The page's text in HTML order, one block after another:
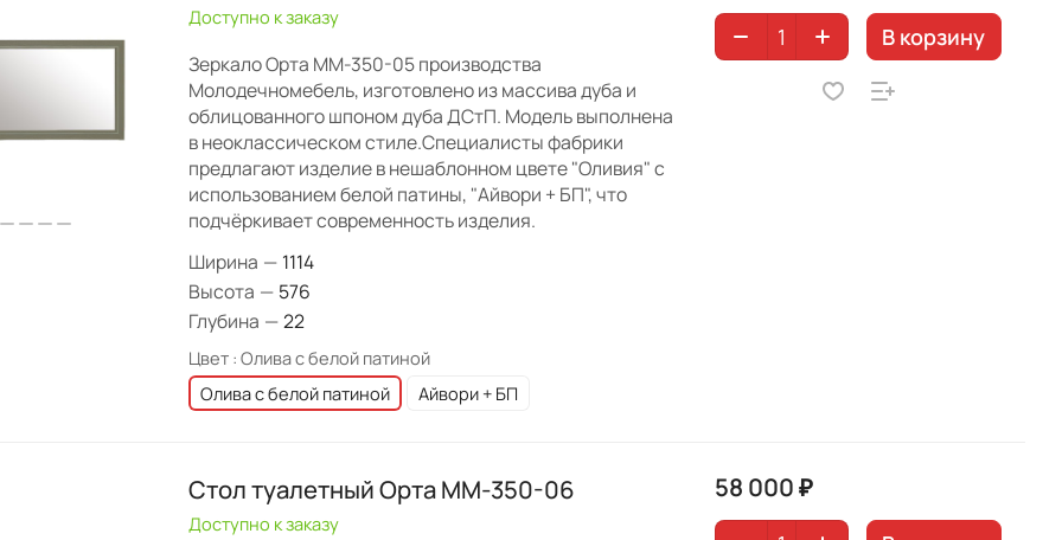
Доступно к заказу
Зеркало Орта ММ-350-05 производства
Молодечномебель, изготовлено из массива дуба и
облицованного шпоном дуба ДСтП. Модель выполнена
в неоклассическом стиле.Специалисты фабрики
предлагают изделие в нешаблонном цвете "Оливия" с
использованием белой патины, "Айвори + БП", что
подчёркивает современность изделия.
Ширина — 1114
Высота — 576
Глубина —22
Цвет : Олива с белой патиной
Олива с белой патиной
Айвори + БП
В корзину
Стол туалетный Орта ММ-350-06
Доступно к заказу
58 000 ₽